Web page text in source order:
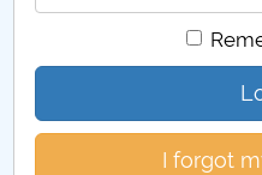
I forgot